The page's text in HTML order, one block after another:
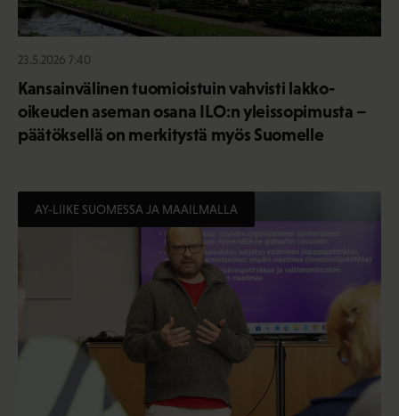
23.5.2026 7:40
Kansainvälinen tuomioistuin vahvisti lakko-
oikeuden aseman osana ILO:n yleissopimusta –
päätöksellä on merkitystä myös Suomelle
AY-LIIKE SUOMESSA JA MAAILMALLA